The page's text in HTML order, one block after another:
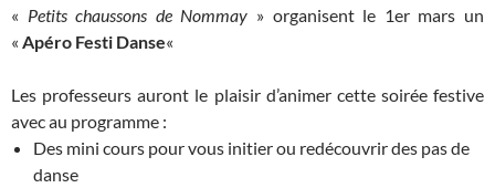
« Petits chaussons de Nommay » organisent le 1er mars un
« Apéro Festi Danse«
Les professeurs auront le plaisir d’animer cette soirée festive
avec au programme :
Des mini cours pour vous initier ou redécouvrir des pas de
danse